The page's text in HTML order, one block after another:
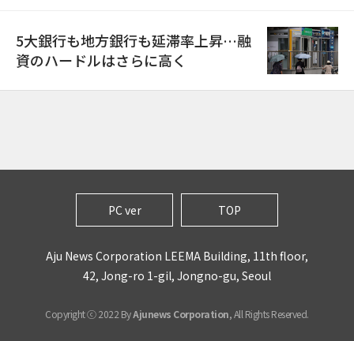
5大銀行も地方銀行も延滞率上昇…融
資のハードルはさらに高く
PC ver TOP
Aju News Corporation LEEMA Building, 11th floor,
42, Jong-ro 1-gil, Jongno-gu, Seoul
Copyright ⓒ 2022 ByAjunews Corporation, All Rights Reserved.